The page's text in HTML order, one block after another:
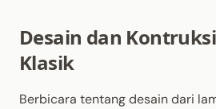
Desain dan
Klasik
Berbicara tentang desain dari